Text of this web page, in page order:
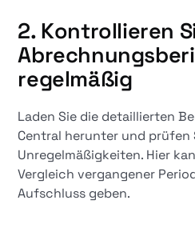
2. Kontrollieren
regelmäßig
Laden Sie die detaillierten
Central herunter und prüfen
Unregelmäßigkeiten. Hier
Vergleich vergangener
Aufschluss geben.